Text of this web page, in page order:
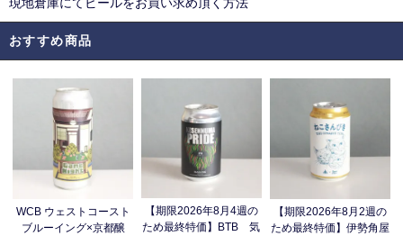
おすすめ商品
WCB ウェストコースト
ブルーイング×京都醸
【期限2026年8月4週の
ため最終特価】BTB 気
【期限2026年8月2週の
ため最終特価】伊勢角屋